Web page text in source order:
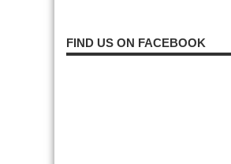
FIND US ON FACEBOOK